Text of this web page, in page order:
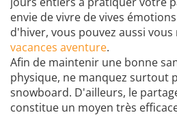
envie de vivre de vives
d'hiver, vous pouvez aussi
vacances aventure.
Afin de maintenir une bonne
physique, ne manquez surtout
snowboard. D'ailleurs, le
constitue un moyen très